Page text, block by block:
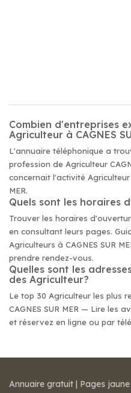
Combien d'entreprises
Agriculteur à CAGNES
L'annuaire téléphonique a
profession de Agriculteur
concernait l'activité Agriculteur
MER.
Quels sont les horaires
Trouver les horaires
en consultant leurs pages.
Agriculteurs à CAGNES SUR
prendre rendez-vous.
Quelles sont les
des Agriculteur?
Le top 30 Agriculteur les plus
CAGNES SUR MER — Lire les
et réservez en ligne ou par
Annuaire gratuit | Pages jaune